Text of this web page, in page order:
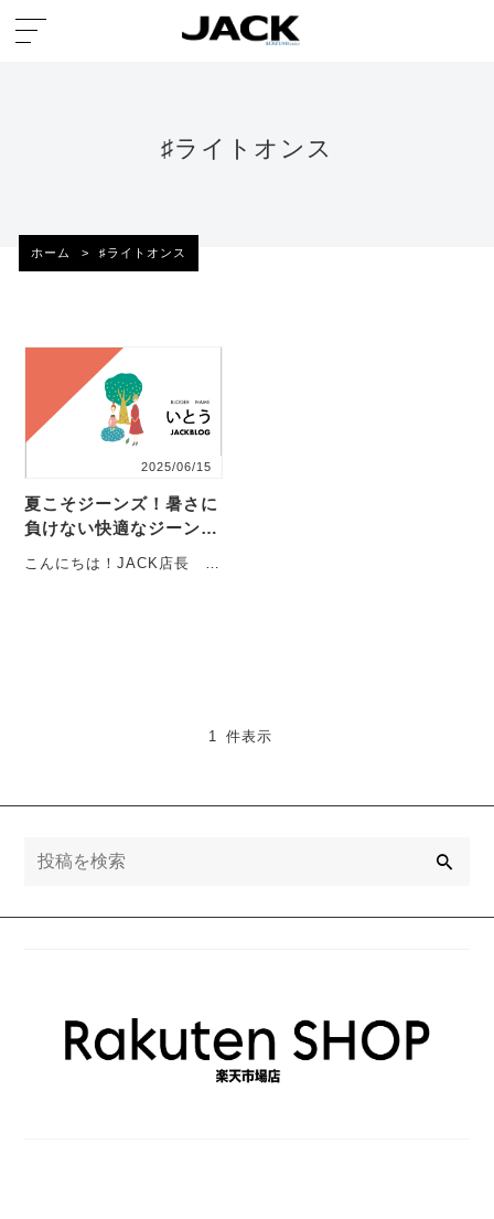
♯ライトオンス
ホーム > ♯ライトオンス
2025/06/15
夏こそジーンズ！暑さに
負けない快適なジーンズ
こんにちは！JACK店長 い
1 件表示